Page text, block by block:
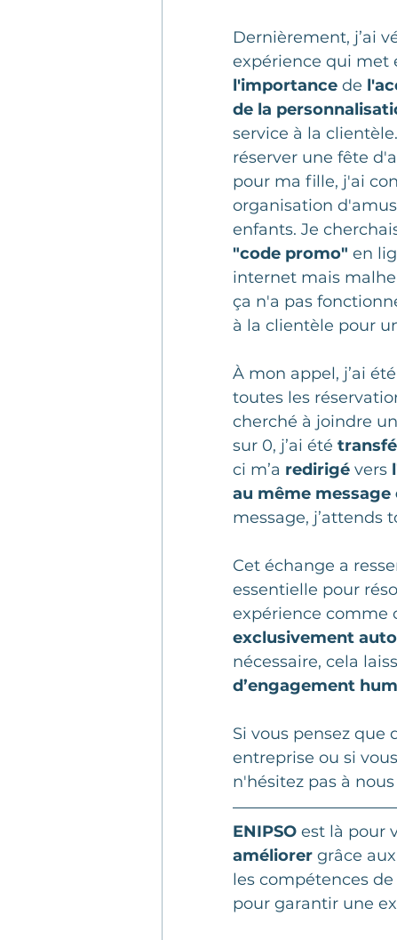
Articles clients mystères
Benchmarking
Formation ENIPSO
Culture de service
Dernièrement, j’ai
expérience qui met
l'importance de
de la
service à la
réserver une fête
pour ma fille, j'ai
organisation
enfants. Je
"code promo" en
internet mais
ça n'a pas
à la clientèle pour
À mon appel, j’ai
toutes les
cherché à joindre
sur 0, j’ai été
ci m’a redirigé vers
au même
message, j’attends
Cet échange a
essentielle pour
expérience comme
exclusivement
nécessaire, cela
d’engagement
Si vous pensez
entreprise ou si
n'hésitez pas à
ENIPSO est là pour
améliorer grâce
les compétences
pour garantir une